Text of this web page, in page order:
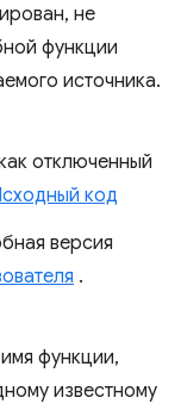
не
функции
источника.
отключенный
код
версия
.
функции,
известному